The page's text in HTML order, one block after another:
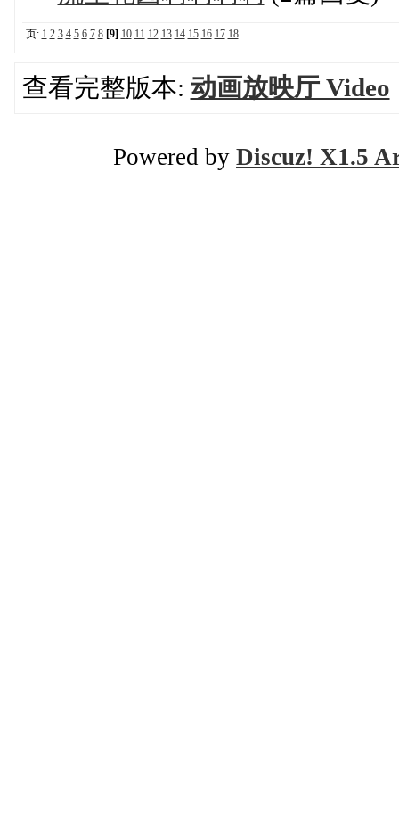
页: 1 2 3 4 5 6 7 8 [9] 10 11 12 13 14 15 16 17 18
查看完整版本: 动画放映厅 Video
Powered by Discuz! X1.5